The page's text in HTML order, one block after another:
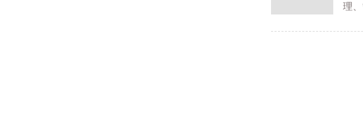
理